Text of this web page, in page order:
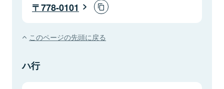
778-0101
このページの先頭に戻る
ハ行